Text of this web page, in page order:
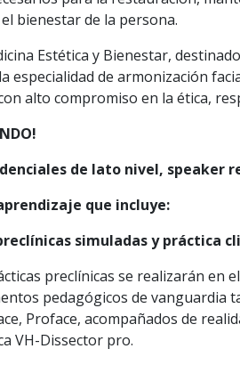
bienestar de la persona.
Estética y Bienestar,
especialidad de armonización
alto compromiso en la ética,
de lato nivel, speaker
que incluye:
simuladas y práctica
preclínicas se realizarán en
pedagógicos de vanguardia
Proface, acompañados de
VH-Dissector pro.